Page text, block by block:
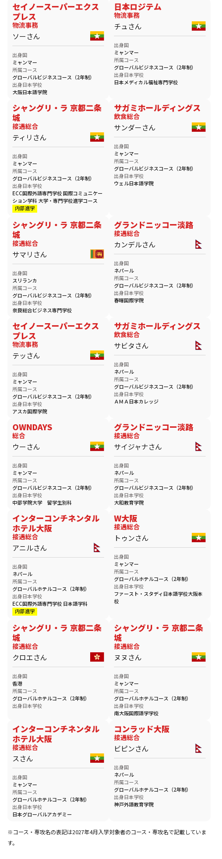
セイノースーパーエクス
プレス
物流事務
ソーさん
出身国
ミャンマー
所属コース
グローバルビジネスコース（2年制）
出身日本学校
大阪日本語学院
日本ロジテム
物流事務
チュさん
出身国
ミャンマー
所属コース
グローバルビジネスコース（2年制）
出身日本学校
日本メディカル福祉専門学校
シャングリ・ラ 京都二条
城
接遇総合
ティリさん
出身国
ミャンマー
所属コース
グローバルビジネスコース（2年制）
出身日本学校
ECC国際外語専門学校 国際コミュニケー
ション学科 大学・専門学校進学コース
内部進学
サガミホールディングス
飲食総合
サンダーさん
出身国
ミャンマー
所属コース
グローバルビジネスコース（2年制）
出身日本学校
ウェル日本語学院
シャングリ・ラ 京都二条
城
接遇総合
サマリさん
出身国
スリランカ
所属コース
グローバルビジネスコース（2年制）
出身日本学校
奈良総合ビジネス専門学校
グランドニッコー淡路
接遇総合
カンデルさん
出身国
ネパール
所属コース
グローバルビジネスコース（2年制）
出身日本学校
春暉国際学院
セイノースーパーエクス
プレス
物流事務
テッさん
出身国
ミャンマー
所属コース
グローバルビジネスコース（2年制）
出身日本学校
アスカ国際学院
サガミホールディングス
飲食総合
サビタさん
出身国
ネパール
所属コース
グローバルビジネスコース（2年制）
出身日本学校
ＡＭＡ日本カレッジ
OWNDAYS
総合
ウーさん
出身国
ミャンマー
所属コース
グローバルビジネスコース（2年制）
出身日本学校
中部学院大学 留学生別科
グランドニッコー淡路
接遇総合
サイジャナさん
出身国
ネパール
所属コース
グローバルビジネスコース（2年制）
出身日本学校
大和教育学院
インターコンチネンタル
ホテル大阪
接遇総合
アニルさん
出身国
ネパール
所属コース
グローバルホテルコース（2年制）
出身日本学校
ECC国際外語専門学校 日本語学科
内部進学
W大阪
接遇総合
トゥンさん
出身国
ミャンマー
所属コース
グローバルホテルコース（2年制）
出身日本学校
ファースト・スタディ日本語学校大阪本
校
シャングリ・ラ 京都二条
城
接遇総合
クロエさん
出身国
香港
所属コース
グローバルホテルコース（2年制）
出身日本学校
シャングリ・ラ 京都二条
城
接遇総合
ヌヌさん
出身国
ミャンマー
所属コース
グローバルホテルコース（2年制）
出身日本学校
南大阪国際語学学校
インターコンチネンタル
ホテル大阪
接遇総合
スさん
出身国
ミャンマー
所属コース
グローバルホテルコース（2年制）
出身日本学校
日本グローバルアカデミー
コンラッド大阪
接遇総合
ビピンさん
出身国
ネパール
所属コース
グローバルホテルコース（2年制）
出身日本学校
神戸外語教育学院
※コース・専攻名の表記は2027年4月入学対象者のコース・専攻名で記載していま
す。